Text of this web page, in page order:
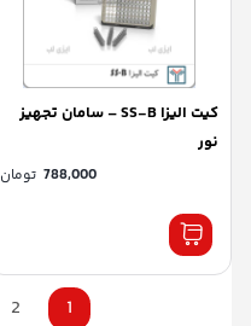
کیت الیزا SS-B – سامان تجهیز
نور
788,000 تومان
1
2